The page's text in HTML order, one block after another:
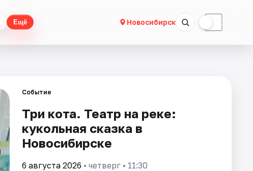
Ещё Новосибирск ☾
Событие
Три кота. Театр на реке:
кукольная сказка в
Новосибирске
6 августа 2026 • четверг • 11:30